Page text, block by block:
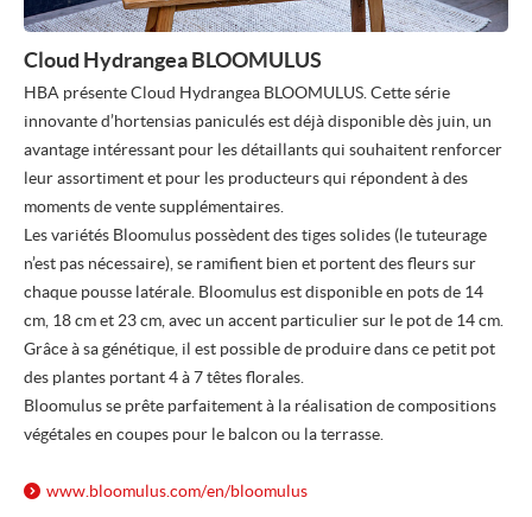
Cloud Hydrangea BLOOMULUS
HBA présente Cloud Hydrangea BLOOMULUS. Cette série
innovante d’hortensias paniculés est déjà disponible dès juin, un
avantage intéressant pour les détaillants qui souhaitent renforcer
leur assortiment et pour les producteurs qui répondent à des
moments de vente supplémentaires.
Les variétés Bloomulus possèdent des tiges solides (le tuteurage
n’est pas nécessaire), se ramifient bien et portent des fleurs sur
chaque pousse latérale. Bloomulus est disponible en pots de 14
cm, 18 cm et 23 cm, avec un accent particulier sur le pot de 14 cm.
Grâce à sa génétique, il est possible de produire dans ce petit pot
des plantes portant 4 à 7 têtes florales.
Bloomulus se prête parfaitement à la réalisation de compositions
végétales en coupes pour le balcon ou la terrasse.
www.bloomulus.com/en/bloomulus